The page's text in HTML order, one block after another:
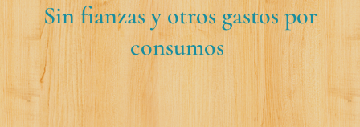
Sin fianzas y otros gastos por
consumos